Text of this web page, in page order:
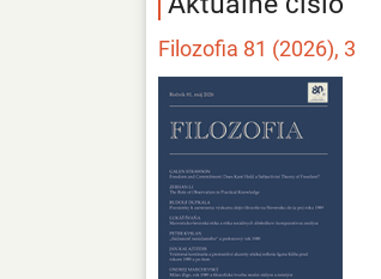
Filozofia 81 (2026), 3